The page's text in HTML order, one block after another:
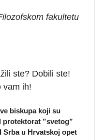
fakultetu
ste? Dobili ste!
vam ih!
biskupa koji su
”svetog”
Srba u Hrvatskoj opet